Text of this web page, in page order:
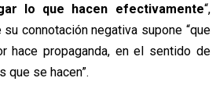
lo que hacen efectivamente“,
connotación negativa supone “que
hace propaganda, en el sentido de
que se hacen”.